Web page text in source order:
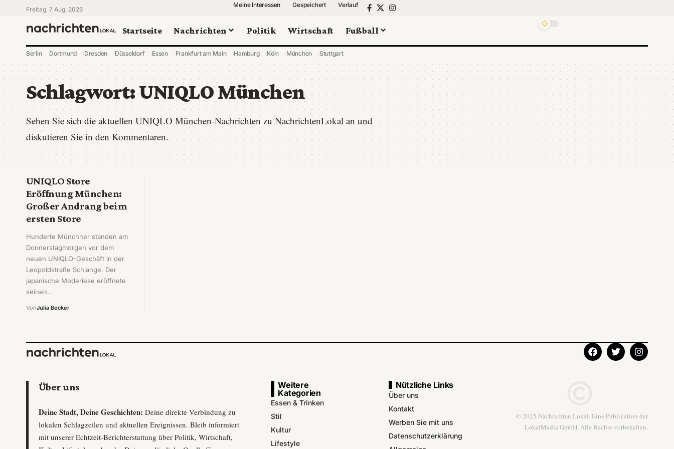
Freitag, 7 Aug. 2026
Meine Interessen Gespeichert Verlauf
Startseite Nachrichten Politik Wirtschaft Fußball
Berlin Dortmund Dresden Düsseldorf Essen Frankfurt am Main Hamburg Köln München Stuttgart
Schlagwort:UNIQLO München
Sehen Sie sich die aktuellen UNIQLO München-Nachrichten zu NachrichtenLokal an und
diskutieren Sie in den Kommentaren.
UNIQLO Store
Eröffnung München:
Großer Andrang beim
ersten Store
Hunderte Münchner standen am
Donnerstagmorgen vor dem
neuen UNIQLO-Geschäft in der
Leopoldstraße Schlange. Der
japanische Moderiese eröffnete
seinen…
VonJulia Becker
Über uns
Deine Stadt, Deine Geschichten: Deine direkte Verbindung zu
lokalen Schlagzeilen und aktuellen Ereignissen. Bleib informiert
mit unserer Echtzeit-Berichterstattung über Politik, Wirtschaft,
Weitere
Kategorien
Essen & Trinken
Stil
Kultur
Lifestyle
Nützliche Links
Über uns
Kontakt
Werben Sie mit uns
Datenschutzerklärung
© 2025 Nachrichten Lokal. Eine Publikation der
LokalMedia GmbH. Alle Rechte vorbehalten.